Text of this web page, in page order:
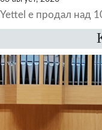
Yettel е продал над